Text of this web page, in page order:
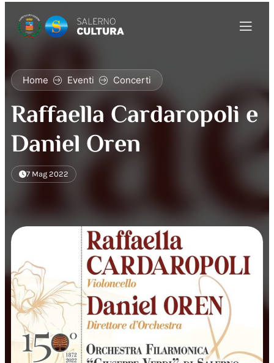
Home Eventi Concerti
Raffaella Cardaropoli e
Daniel Oren
7 Mag 2022